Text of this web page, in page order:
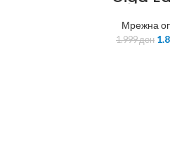
Мрежна
1.999ден